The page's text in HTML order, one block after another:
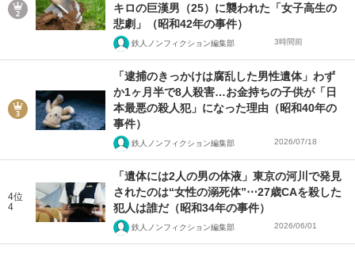
キロの巨漢男（25）に襲われた「女子高生の
悲劇」（昭和42年の事件）
鉄人ノンフィクション編集部 3時間前
「逮捕のきっかけは腐乱した男性遺体」わず
か1ヶ月半で8人殺害…お金持ちの子供が「日
本最悪の殺人犯」になった理由（昭和40年の
事件）
鉄人ノンフィクション編集部 2026/07/18
4位
4
「遺体には2人の男の体液」東京の河川で発見
されたのは“女性の溺死体”⋯27歳CAを殺した
犯人は誰だ（昭和34年の事件）
鉄人ノンフィクション編集部 2026/06/01